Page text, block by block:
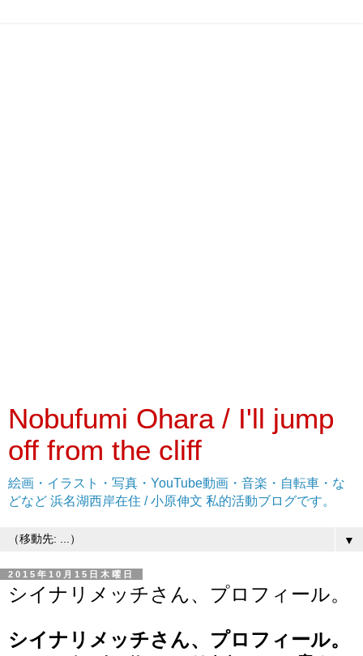
Nobufumi Ohara / I'll jump
off from the cliff
絵画・イラスト・写真・YouTube動画・音楽・自転車・な
どなど 浜名湖西岸在住 / 小原伸文 私的活動ブログです。
▼
2015年10月15日木曜日
シイナリメッチさん、プロフィール。
シイナリメッチさん、プロフィール。